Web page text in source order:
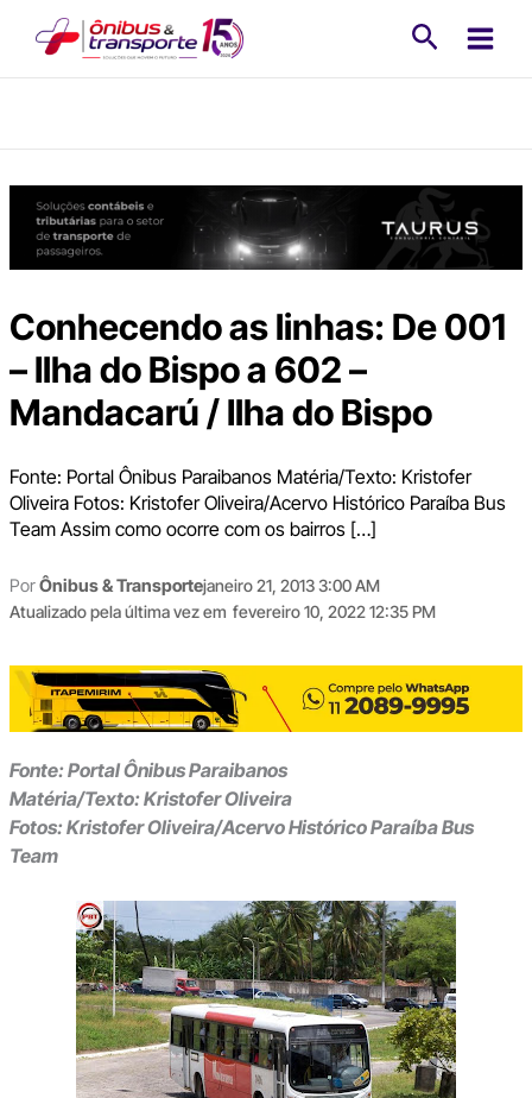
Conhecendo as linhas: De 001
– Ilha do Bispo a 602 –
Mandacarú / Ilha do Bispo
Fonte: Portal Ônibus Paraibanos Matéria/Texto: Kristofer
Oliveira Fotos: Kristofer Oliveira/Acervo Histórico Paraíba Bus
Team Assim como ocorre com os bairros […]
PorÔnibus & Transportejaneiro 21, 2013 3:00 AM
Atualizado pela última vez em fevereiro 10, 2022 12:35 PM
Fonte: Portal Ônibus Paraibanos
Matéria/Texto: Kristofer Oliveira
Fotos: Kristofer Oliveira/Acervo Histórico Paraíba Bus
Team